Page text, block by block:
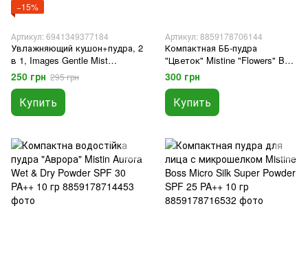
−15%
Артикул: 6941349377184
Увлажняющий кушон+пудра, 2
в 1, Images Gentle Mist
Concealer Air Cushion Two-in-
one
250 грн 295 грн
Купить
Артикул: 8859178706144
Компактная ББ-пудра
"Цветок" Mistine "Flowers" BB
Powder SPF 25 PA++ 10 гр
300 грн
Купить